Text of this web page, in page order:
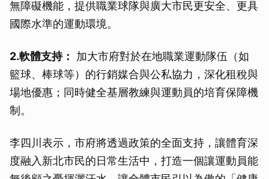
無障礙機能，提供職業球隊與廣大市民更安全、更具
國際水準的運動環境。
2.軟體支持：
加大市府對於在地職業運動隊伍（如
籃球、棒球等）的行銷媒合與公私協力，深化租稅與
場地優惠；同時健全基層教練與運動員的培育保障機
制。
李四川表示，市府將透過政策的全面支持，讓體育深
度融入新北市民的日常生活中，打造一個讓運動員能